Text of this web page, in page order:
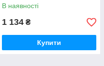
В наявності
1 134 ₴
Купити